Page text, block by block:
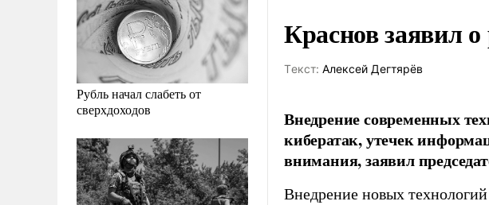
Рубль начал слабеть от
сверхдоходов
Краснов заявил
Tекст: Алексей Дегтярёв
Внедрение современных
кибератак, утечек
внимания, заявил
Внедрение новых технологий